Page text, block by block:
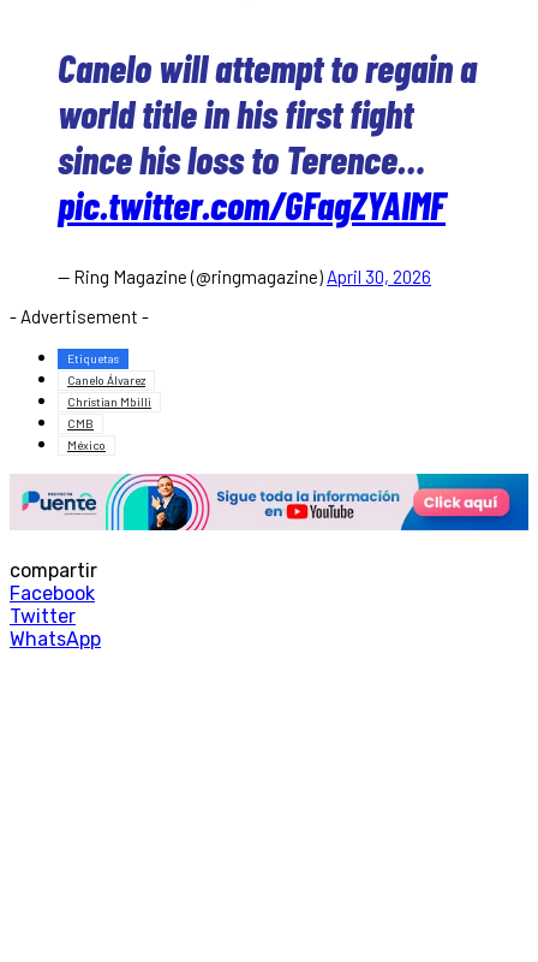
Canelo will attempt to regain a
world title in his first fight
since his loss to Terence…
pic.twitter.com/GFagZYAIMF
— Ring Magazine (@ringmagazine) April 30, 2026
- Advertisement -
Etiquetas
Canelo Álvarez
Christian Mbilli
CMB
México
compartir
Facebook
Twitter
WhatsApp